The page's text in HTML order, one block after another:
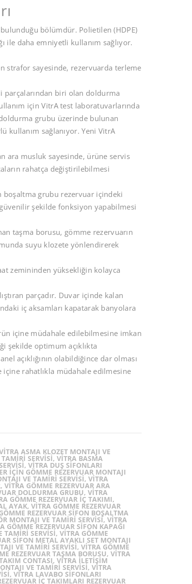
bölümdür. Polietilen (HDPE)
ile daha emniyetli kullanım sağlıyor.
strafor sayesinde, rezervuarda terleme
parçalarından biri olan doldurma
için VitrA test laboratuvarlarında
grubu üzerinde bulunan
kullanım sağlanıyor. Yeni VitrA
ara musluk sayesinde, ürüne servis
rahatça değiştirilebilmesi
boşaltma grubu rezervuar içindeki
güvenilir şekilde fonksiyon yapabilmesi
taşma borusu, gömme rezervuarın
suyu klozete yönlendirerek
zemininden yüksekliğin kolayca
parçadır. Duvar içinde kalan
iç aksamları kapatarak banyolara
içine müdahale edilebilmesine imkan
şekilde optimum açıklıkta
açıklığının olabildiğince dar olması
rahatlıkla müdahale edilmesine
ASMA KLOZET MONTAJI VE
SERVISI, VITRA BASMA
VITRA DUŞ SIFONLARI
IÇIN GÖMME REZERVUAR MONTAJI
VE TAMIRI SERVISI, VITRA
VITRA GÖMME REZERVUAR ARA
DOLDURMA GRUBU, VITRA
GÖMME REZERVUAR IÇ TAKIMI,
AYAK, VITRA GÖMME REZERVUAR
REZERVUAR SIFON BOŞALTMA
MONTAJI VE TAMIRI SERVISI, VITRA
GÖMME REZERVUAR SIFON KAPAĞI
TAMIRI SERVISI, VITRA GÖMME
SIFON METAL AYAKLI SET MONTAJI
VE TAMIRI SERVISI, VITRA GÖMME
REZERVUAR TAŞMA BORUSU, VITRA
CONTASI, VITRA ILETIŞIM
VE TAMIRI SERVISI, VITRA
VITRA LAVABO SIFONLARI
IÇ TAKIMLARI REZERVUAR